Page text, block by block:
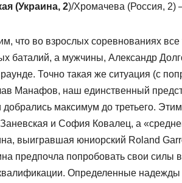
(Украина, 2)/Хромачева (Россия, 2)
что во взрослых соревнованиях все
баталий, а мужчины, Александр
Точно такая же ситуация (с
Манафов, наш единственный
максимум до третьего.
и София Ковалец, а
выигравшая юниорский Roland
предпочла попробовать свои силы
Определенные надежды